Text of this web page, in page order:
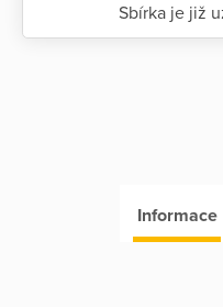
Sbírka je již
Informace